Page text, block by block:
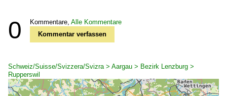
0 Kommentare, Alle Kommentare
Kommentar verfassen
Schweiz/Suisse/Svizzera/Svizra > Aargau > Bezirk Lenzburg >
Rupperswil